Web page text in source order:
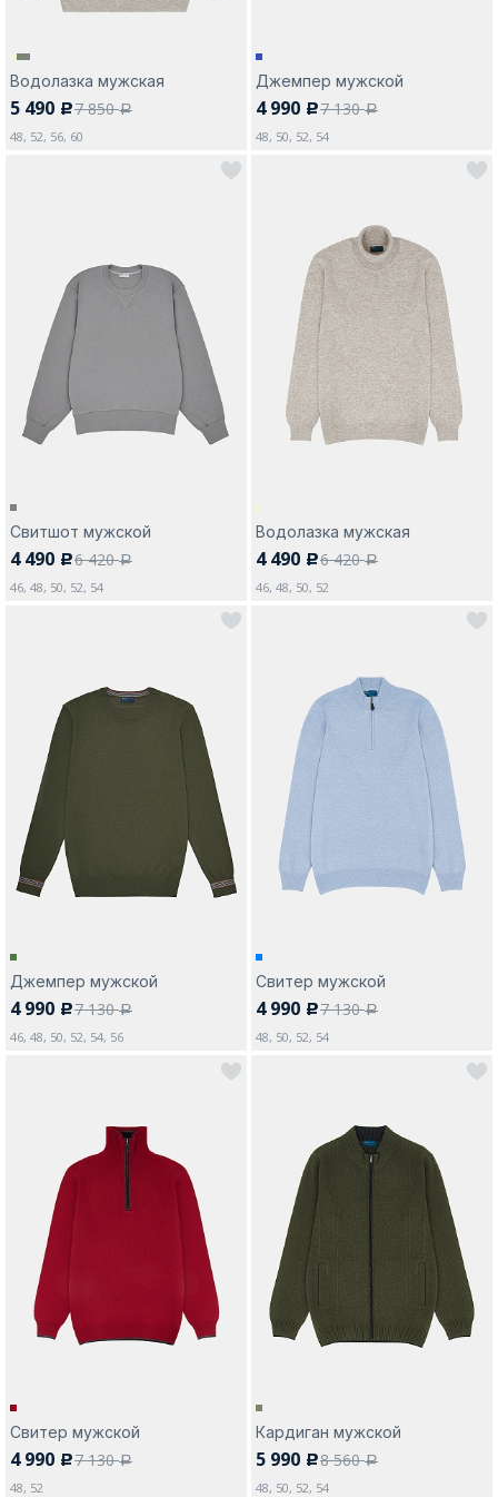
Водолазка мужская
5 490 c7 850a
48, 52, 56, 60
Джемпер мужской
4 990 c7 130a
48, 50, 52, 54
Свитшот мужской
4 490 c6 420a
46, 48, 50, 52, 54
Водолазка мужская
4 490 c6 420a
46, 48, 50, 52
Джемпер мужской
4 990 c7 130a
46, 48, 50, 52, 54, 56
Свитер мужской
4 990 c7 130a
48, 50, 52, 54
Свитер мужской
4 990 c7 130a
48, 52
Кардиган мужской
5 990 c8 560a
48, 50, 52, 54